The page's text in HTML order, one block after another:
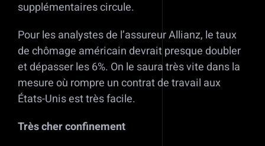
supplémentaires circule.
Pour les analystes de l’assureur Allianz, le taux
de chômage américain devrait presque doubler
et dépasser les 6%. On le saura très vite dans la
mesure où rompre un contrat de travail aux
États-Unis est très facile.
Très cher confinement